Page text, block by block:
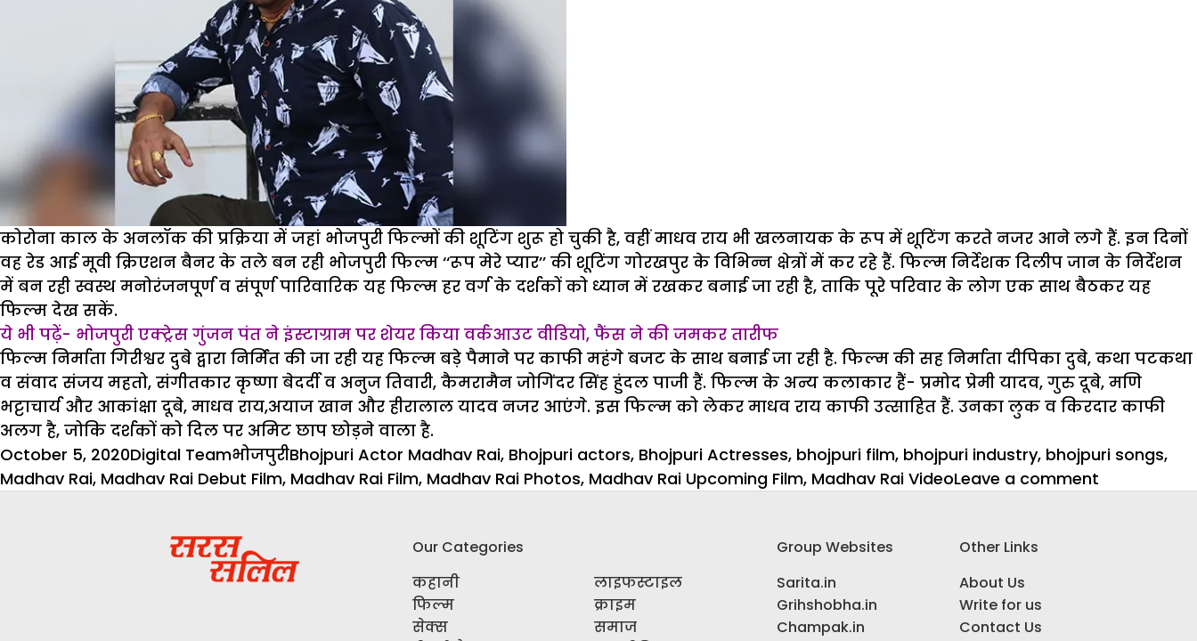
कोरोना काल के अनलॉक की प्रक्रिया में जहां भोजपुरी फिल्मों की शूटिंग शुरू हो चुकी है, वहीं माधव राय भी खलनायक के रूप में शूटिंग करते नजर आने लगे हैं. इन दिनों
वह रेड आई मूवी क्रिएशन बैनर के तले बन रही भोजपुरी फिल्म ‘‘रूप मेरे प्यार’’ की शूटिंग गोरखपुर के विभिन्न क्षेत्रों में कर रहे हैं. फिल्म निर्देशक दिलीप जान के निर्देशन
में बन रही स्वस्थ मनोरंजनपूर्ण व संपूर्ण पारिवारिक यह फिल्म हर वर्ग के दर्शकों को ध्यान में रखकर बनाई जा रही है, ताकि पूरे परिवार के लोग एक साथ बैठकर यह
फिल्म देख सकें.
ये भी पढ़ें- भोजपुरी एक्ट्रेस गुंजन पंत ने इंस्टाग्राम पर शेयर किया वर्कआउट वीडियो, फैंस ने की जमकर तारीफ
फिल्म निर्माता गिरीश्वर दुबे द्वारा निर्मित की जा रही यह फिल्म बड़े पैमाने पर काफी महंगे बजट के साथ बनाई जा रही है. फिल्म की सह निर्माता दीपिका दुबे, कथा पटकथा
व संवाद संजय महतो, संगीतकार कृष्णा बेदर्दी व अनुज तिवारी, कैमरामैन जोगिंदर सिंह हुंदल पाजी हैं. फिल्म के अन्य कलाकार हैं- प्रमोद प्रेमी यादव, गुरु दूबे, मणि
भट्टाचार्य और आकांक्षा दूबे, माधव राय,अयाज खान और हीरालाल यादव नजर आएंगे. इस फिल्म को लेकर माधव राय काफी उत्साहित हैं. उनका लुक व किरदार काफी
अलग है, जोकि दर्शकों को दिल पर अमिट छाप छोड़ने वाला है.
Posted
on
October 5, 2020Author
Digital TeamCategories
भोजपुरीTags
Bhojpuri Actor Madhav Rai, Bhojpuri actors, Bhojpuri Actresses, bhojpuri film, bhojpuri industry, bhojpuri songs,
Madhav Rai, Madhav Rai Debut Film, Madhav Rai Film, Madhav Rai Photos, Madhav Rai Upcoming Film, Madhav Rai VideoLeave a comment
Our Categories
कहानी
फिल्म
सेक्स
लाइफस्टाइल
क्राइम
समाज
Group Websites
Sarita.in
Grihshobha.in
Champak.in
Other Links
About Us
Write for us
Contact Us